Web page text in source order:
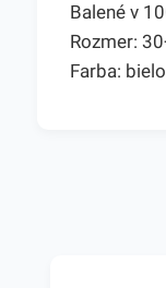
Balené v
Rozmer:
Farba: